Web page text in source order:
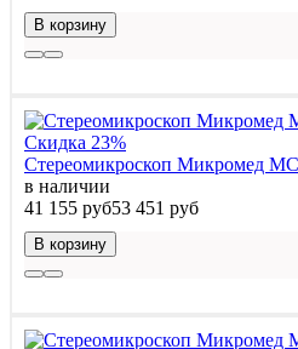
В корзину
Скидка 23%
Стереомикроскоп Микромед
в наличии
41 155 руб53 451 руб
В корзину